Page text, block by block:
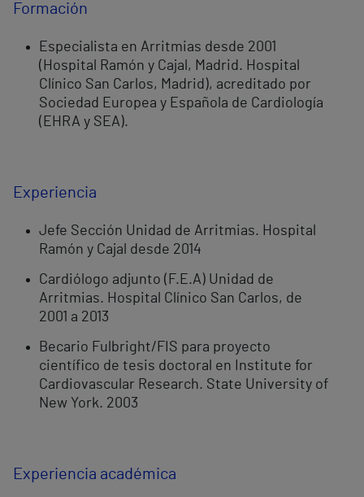
Formación
Especialista en Arritmias desde 2001
(Hospital Ramón y Cajal, Madrid. Hospital
Clínico San Carlos, Madrid), acreditado por
Sociedad Europea y Española de Cardiología
(EHRA y SEA).
Experiencia
Jefe Sección Unidad de Arritmias. Hospital
Ramón y Cajal desde 2014
Cardiólogo adjunto (F.E.A) Unidad de
Arritmias. Hospital Clínico San Carlos, de
2001 a 2013
Becario Fulbright/FIS para proyecto
científico de tesis doctoral en Institute for
Cardiovascular Research. State University of
New York. 2003
Experiencia académica